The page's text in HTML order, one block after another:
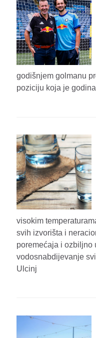
godišnjem golmanu
poziciju koja je
visokim
svih izvorišta i
poremećaja i ozbiljno
vodosnabdijevanje
Ulcinj